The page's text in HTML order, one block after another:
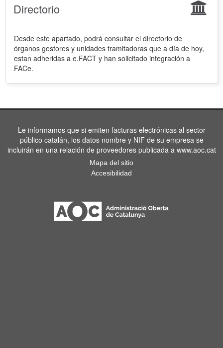
Directorio
Desde este apartado, podrá consultar el directorio de
órganos gestores y unidades tramitadoras que a día de hoy,
estan adheridas a e.FACT y han solicitado integración a
FACe.
Le informamos que si emiten facturas electrónicas al sector
público catalán, los datos nombre y NIF de su empresa se
incluirán en una relación de proveedores publicada a www.aoc.cat
Mapa del sitio
Accesibilidad